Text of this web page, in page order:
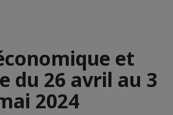
et
du 26 avril au 3
2024